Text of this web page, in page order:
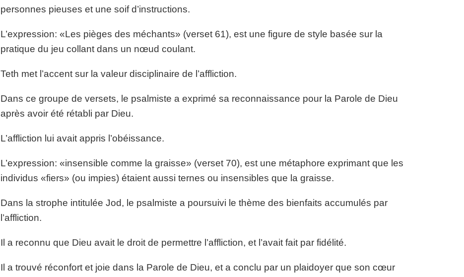
personnes pieuses et une soif d’instructions.
L’expression: «Les pièges des méchants» (verset 61), est une figure de style basée sur la
pratique du jeu collant dans un nœud coulant.
Teth met l’accent sur la valeur disciplinaire de l’affliction.
Dans ce groupe de versets, le psalmiste a exprimé sa reconnaissance pour la Parole de Dieu
après avoir été rétabli par Dieu.
L’affliction lui avait appris l’obéissance.
L’expression: «insensible comme la graisse» (verset 70), est une métaphore exprimant que les
individus «fiers» (ou impies) étaient aussi ternes ou insensibles que la graisse.
Dans la strophe intitulée Jod, le psalmiste a poursuivi le thème des bienfaits accumulés par
l’affliction.
Il a reconnu que Dieu avait le droit de permettre l’affliction, et l’avait fait par fidélité.
Il a trouvé réconfort et joie dans la Parole de Dieu, et a conclu par un plaidoyer que son cœur